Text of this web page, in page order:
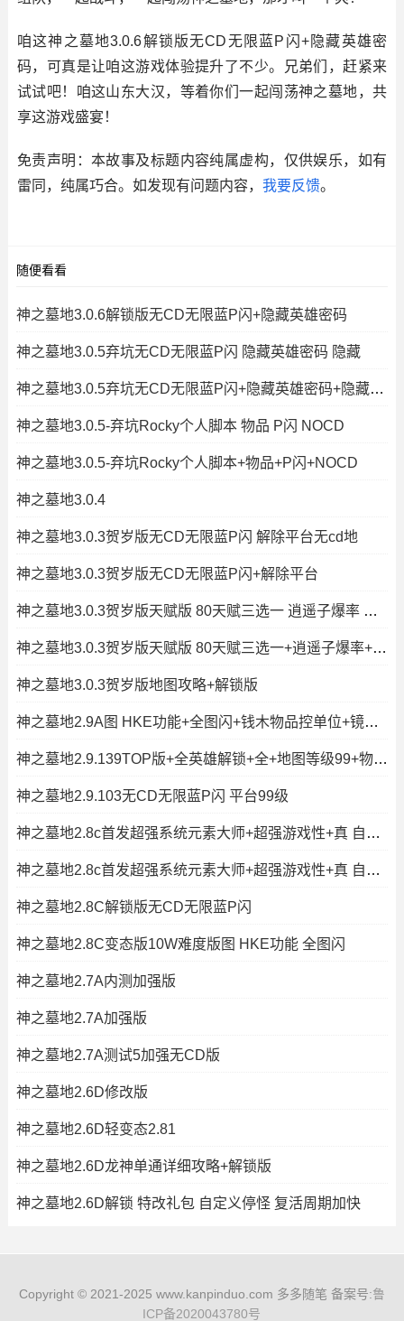
咱这神之墓地3.0.6解锁版无CD无限蓝P闪+隐藏英雄密
码，可真是让咱这游戏体验提升了不少。兄弟们，赶紧来
试试吧！咱这山东大汉，等着你们一起闯荡神之墓地，共
享这游戏盛宴！
免责声明：本故事及标题内容纯属虚构，仅供娱乐，如有
雷同，纯属巧合。如发现有问题内容， 我要反馈。
随便看看
神之墓地3.0.6解锁版无CD无限蓝P闪+隐藏英雄密码
神之墓地3.0.5弃坑无CD无限蓝P闪 隐藏英雄密码 隐藏
神之墓地3.0.5弃坑无CD无限蓝P闪+隐藏英雄密码+隐藏礼包密码无
神之墓地3.0.5-弃坑Rocky个人脚本 物品 P闪 NOCD
神之墓地3.0.5-弃坑Rocky个人脚本+物品+P闪+NOCD
神之墓地3.0.4
神之墓地3.0.3贺岁版无CD无限蓝P闪 解除平台无cd地
神之墓地3.0.3贺岁版无CD无限蓝P闪+解除平台
神之墓地3.0.3贺岁版天赋版 80天赋三选一 逍遥子爆率 练功
神之墓地3.0.3贺岁版天赋版 80天赋三选一+逍遥子爆率+练功钱木房
神之墓地3.0.3贺岁版地图攻略+解锁版
神之墓地2.9A图 HKE功能+全图闪+钱木物品控单位+镜头调节
神之墓地2.9.139TOP版+全英雄解锁+全+地图等级99+物品全屏
神之墓地2.9.103无CD无限蓝P闪 平台99级
神之墓地2.8c首发超强系统元素大师+超强游戏性+真 自定义技能
神之墓地2.8c首发超强系统元素大师+超强游戏性+真 自定义技能+
神之墓地2.8C解锁版无CD无限蓝P闪
神之墓地2.8C变态版10W难度版图 HKE功能 全图闪
神之墓地2.7A内测加强版
神之墓地2.7A加强版
神之墓地2.7A测试5加强无CD版
神之墓地2.6D修改版
神之墓地2.6D轻变态2.81
神之墓地2.6D龙神单通详细攻略+解锁版
神之墓地2.6D解锁 特改礼包 自定义停怪 复活周期加快
Copyright © 2021-2025 www.kanpinduo.com 多多随笔 备案号:鲁
ICP备2020043780号